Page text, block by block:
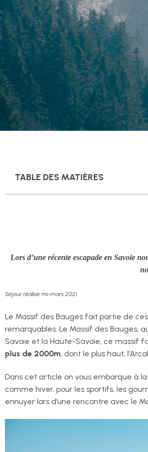
TABLE DES MATIÈRES
Lors d’une récente escapade en Savoie
Séjour réalisé mi-mars 2021
Le Massif des Bauges fait partie de
remarquables. Le Massif des Bauges,
Savoie et la Haute-Savoie, ce massif
plus de 2000m, dont le plus haut,
Dans cet article on vous embarque à
comme hiver, pour les sportifs, les
ennuyer lors d’une rencontre avec le